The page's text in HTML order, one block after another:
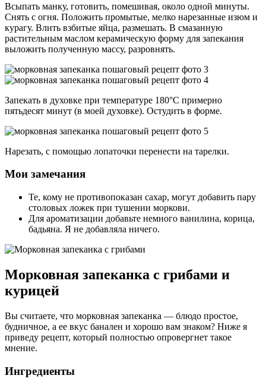
Всыпать манку, готовить, помешивая, около одной минуты.
Снять с огня. Положить промытые, мелко нарезанные изюм и
курагу. Влить взбитые яйца, размешать. В смазанную
растительным маслом керамическую форму для запекания
выложить полученную массу, разровнять.
Запекать в духовке при температуре 180°С примерно
пятьдесят минут (в моей духовке). Остудить в форме.
Нарезать, с помощью лопаточки перенести на тарелки.
Мои замечания
Те, кому не противопоказан сахар, могут добавить пару
столовых ложек при тушении моркови.
Для ароматизации добавьте немного ванилина, корица,
бадьяна. Я не добавляла ничего.
Морковная запеканка с грибами и
курицей
Вы считаете, что морковная запеканка — блюдо простое,
будничное, а ее вкус банален и хорошо вам знаком? Ниже я
приведу рецепт, который полностью опровергнет такое
мнение.
Ингредиенты